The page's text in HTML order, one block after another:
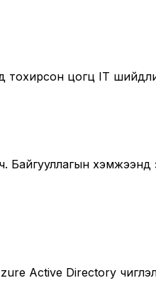
цогц IT
Байгууллагын
Active Directory